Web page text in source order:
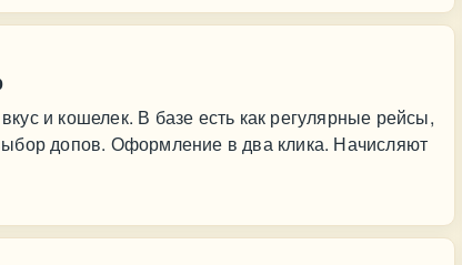
и кошелек. В базе есть как регулярные рейсы,
допов. Оформление в два клика. Начисляют